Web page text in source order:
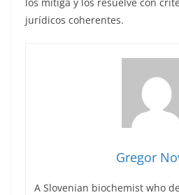
jurídicos coherentes.
Gregor
A Slovenian biochemist who